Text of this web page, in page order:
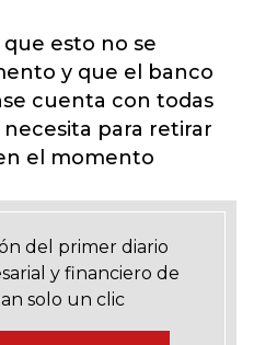
esto no se
y que el banco
cuenta con todas
para retirar
el momento
del primer diario
y financiero de
solo un clic